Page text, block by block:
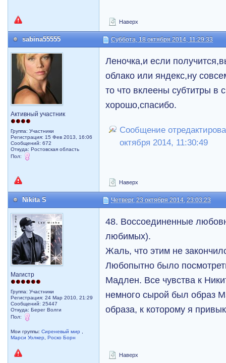
Наверх
sabina55555 Суббота, 18 октября 2014, 11:29:33
Активный участник
Группа: Участники
Регистрация: 15 Фев 2013, 16:06
Сообщений: 672
Откуда: Ростовская область
Пол:
Леночка,и если
облако или яндекс,ну
то что вклеены субтитры в
хорошо,спасибо.
Сообщение
октября 2014, 11:30:49
Наверх
Nikita S Четверг, 23 октября 2014, 23:03:23
Магистр
Группа: Участники
Регистрация: 24 Мар 2010, 21:29
Сообщений: 25447
Откуда: Берег Волги
Пол:
Мои группы:Сиреневый мир
Марси Уолкер
,Роско Борн
48. Воссоединенные
любимых).
Жаль, что этим не
Любопытно было
Мадлен. Все чувства к
немного сырой был образ
образа, к которому я
Наверх